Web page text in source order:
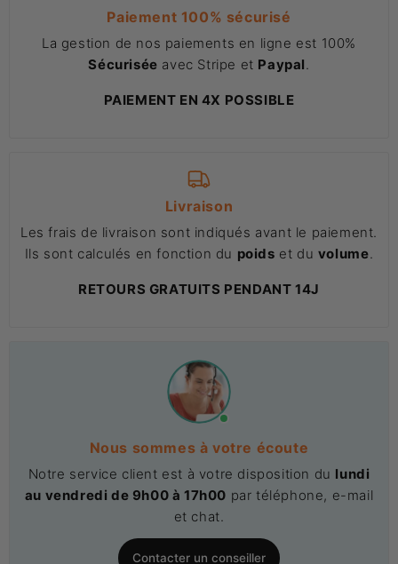
Paiement 100% sécurisé
La gestion de nos paiements en ligne est 100%
Sécurisée avec Stripe et Paypal
PAIEMENT EN 4X POSSIBLE
Livraison
Les frais de livraison sont indiqués avant le paiement.
Ils sont calculés en fonction du poids et du volume
RETOURS GRATUITS PENDANT 14J
Nous sommes à votre écoute
Notre service client est à votre disposition du lundi
au vendredi de 9h00 à 17h00 par téléphone, e-mail
et chat.
Contacter un conseiller